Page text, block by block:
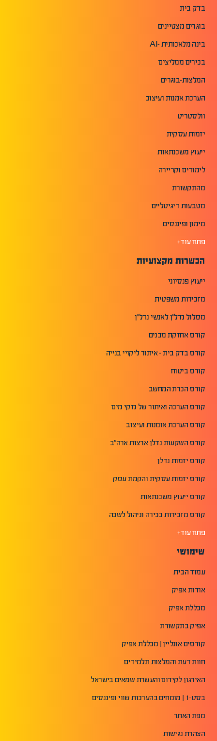
בדק בית
בוגרים מצטיינים
בינה מלאכותית -AI
בכירים ממליצים
המלצות-בוגרים
הערכת אמנות ועיצוב
וולסטריט
יזמות עסקית
ייעוץ משכנתאות
לימודים וקריירה
מהתקשורת
מטבעות דיגיטליים
מימון ופיננסים
פתח עוד+
הכשרות מקצועיות
ייעוץ פנסיוני
מזכירות משפטית
מסלול נדל"ן לאנשי נדל"ן
קורס אחזקת מבנים
קורס בדק בית - איתור ליקויי בנייה
קורס ביטוח
קורס הכרת המחשב
קורס הערכה ואיתור של נזקי מים
קורס הערכת אומנות ועיצוב
קורס השקעות נדלן ארצות ארה"ב
קורס יזמות נדלן
קורס יזמות עסקית והקמת עסק
קורס ייעוץ משכנתאות
קורס מזכירות בכירה וניהול לשכה
פתח עוד+
שימושי
עמוד הבית
אודות אפיק
מכללת אפיק
אפיק בתקשורת
קורסים אונליין | מכללת אפיק
חוות דעת והמלצות תלמידים
האירגון לקידום והעשרת שמאים בישראל
בסט-1 | מומחים בהערכות שווי ופיננסים
מפת האתר
הצהרת נגישות